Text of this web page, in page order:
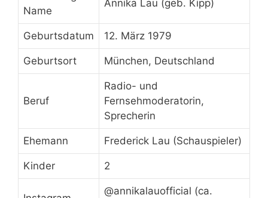
Name
Annika Lau (geb. Kipp)
Geburtsdatum 12. März 1979
Geburtsort München, Deutschland
Beruf
Radio- und
Fernsehmoderatorin,
Sprecherin
Ehemann Frederick Lau (Schauspieler)
Kinder 2
@annikalauofficial (ca.